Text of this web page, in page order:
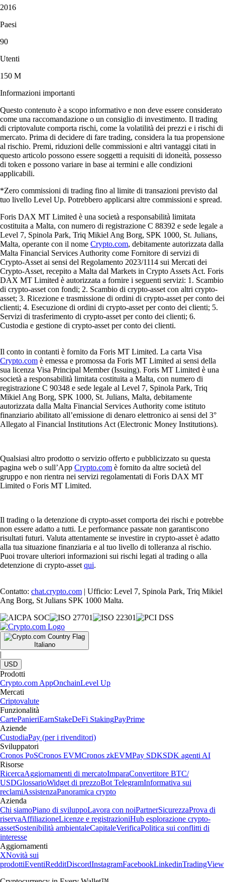
2016
Paesi
90
Utenti
150 M
Informazioni importanti
Questo contenuto è a scopo informativo e non deve essere considerato
come una raccomandazione o un consiglio di investimento. Il trading
di criptovalute comporta rischi, come la volatilità dei prezzi e i rischi di
mercato. Prima di decidere di fare trading, considera la tua propensione
al rischio. Premi, riduzioni delle commissioni e altri vantaggi citati in
questo articolo possono essere soggetti a requisiti di idoneità, possesso
di token e possono variare in base ai termini e alle condizioni
applicabili.
*Zero commissioni di trading fino al limite di transazioni previsto dal
tuo livello Level Up. Potrebbero applicarsi altre commissioni e spread.
Foris DAX MT Limited è una società a responsabilità limitata
costituita a Malta, con numero di registrazione C 88392 e sede legale a
Level 7, Spinola Park, Triq Mikiel Ang Borg, SPK 1000, St. Julians,
Malta, operante con il nome Crypto.com, debitamente autorizzata dalla
Malta Financial Services Authority come Fornitore di servizi di
Crypto-Asset ai sensi del Regolamento 2023/1114 sui Mercati dei
Crypto-Asset, recepito a Malta dal Markets in Crypto Assets Act. Foris
DAX MT Limited è autorizzata a fornire i seguenti servizi: 1. Scambio
di crypto-asset con fondi; 2. Scambio di crypto-asset con altri crypto-
asset; 3. Ricezione e trasmissione di ordini di crypto-asset per conto dei
clienti; 4. Esecuzione di ordini di crypto-asset per conto dei clienti; 5.
Servizi di trasferimento di crypto-asset per conto dei clienti; 6.
Custodia e gestione di crypto-asset per conto dei clienti.
Il conto in contanti è fornito da Foris MT Limited. La carta Visa
Crypto.com è emessa e promossa da Foris MT Limited ai sensi della
sua licenza Visa Principal Member (Issuing). Foris MT Limited è una
società a responsabilità limitata costituita a Malta, con numero di
registrazione C 90348 e sede legale al Level 7, Spinola Park, Triq
Mikiel Ang Borg, SPK 1000, St. Julians, Malta, debitamente
autorizzata dalla Malta Financial Services Authority come istituto
finanziario abilitato all’emissione di denaro elettronico ai sensi del 3°
Allegato al Financial Institutions Act (Electronic Money Institutions).
Qualsiasi altro prodotto o servizio offerto e pubblicizzato su questa
pagina web o sull’App Crypto.com è fornito da altre società del
gruppo e non rientra nei servizi regolamentati di Foris DAX MT
Limited o Foris MT Limited.
Il trading o la detenzione di crypto-asset comporta dei rischi e potrebbe
non essere adatto a tutti. Le performance passate non garantiscono
risultati futuri. Valuta attentamente se investire in crypto-asset è adatto
alla tua situazione finanziaria e al tuo livello di tolleranza al rischio.
Puoi trovare ulteriori informazioni sui rischi legati al trading o alla
detenzione di crypto-asset qui.
Contatto: chat.crypto.com | Ufficio: Level 7, Spinola Park, Triq Mikiel
Ang Borg, St Julians SPK 1000 Malta.
Italiano
|
USD
Prodotti
Crypto.com AppOnchainLevel Up
Mercati
Criptovalute
Funzionalità
CartePanieriEarnStakeDeFi StakingPayPrime
Aziende
CustodiaPay (per i rivenditori)
Sviluppatori
Cronos PoSCronos EVMCronos zkEVMPay SDKSDK agenti AI
Risorse
RicercaAggiornamenti di mercatoImparaConvertitore BTC/
USDGlossarioWidget di prezzoBot TelegramInformativa sui
reclamiAssistenzaPanoramica crypto
Azienda
Chi siamoPiano di sviluppoLavora con noiPartnerSicurezzaProva di
riservaAffiliazioneLicenze e registrazioniHub esplorazione crypto-
assetSostenibilità ambientaleCapitaleVerificaPolitica sui conflitti di
interesse
Aggiornamenti
XNovità sui
prodottiEventiRedditDiscordInstagramFacebookLinkedinTradingView